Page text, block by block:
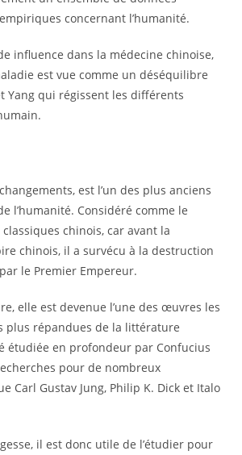
concernant l’humanité.
influence dans la médecine chinoise,
est vue comme un déséquilibre
Yang qui régissent les différents
est l’un des plus anciens
l’humanité. Considéré comme le
chinois, car avant la
chinois, il a survécu à la destruction
le Premier Empereur.
elle est devenue l’une des œuvres les
plus répandues de la littérature
étudiée en profondeur par Confucius
pour de nombreux
Carl Gustav Jung, Philip K. Dick et Italo
il est donc utile de l’étudier pour